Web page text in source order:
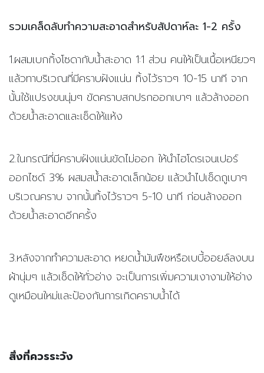
รวมเคล็ดลับทำความสะอาดสำหรับสัปดาห์ละ 1-2 ครั้ง
1.ผสมเบกกิ้งโซดากับน้ำสะอาด 1:1 ส่วน คนให้เป็นเนื้อเหนียวๆ
แล้วทาบริเวณที่มีคราบฝังแน่น ทิ้งไว้ราวๆ 10-15 นาที จาก
นั้นใช้แปรงขนนุ่มๆ ขัดคราบสกปรกออกเบาๆ แล้วล้างออก
ด้วยน้ำสะอาดและเช็ดให้แห้ง
2.ในกรณีที่มีคราบฝังแน่นขัดไม่ออก ให้นำไฮโดรเจนเปอร์
ออกไซด์ 3% ผสมสน้ำสะอาดเล็กน้อย แล้วนำไปเช็ดถูเบาๆ
บริเวณคราบ จากนั้นทิ้งไว้ราวๆ 5-10 นาที ก่อนล้างออก
ด้วยน้ำสะอาดอีกครั้ง
3.หลังจากทำความสะอาด หยดน้ำมันพืชหรือเบบี้ออยล์ลงบน
ผ้านุ่มๆ แล้วเช็ดให้ทั่วอ่าง จะเป็นการเพิ่มความเงางามให้อ่าง
ดูเหมือนใหม่และป้องกันการเกิดคราบน้ำได้
สิ่งที่ควรระวัง